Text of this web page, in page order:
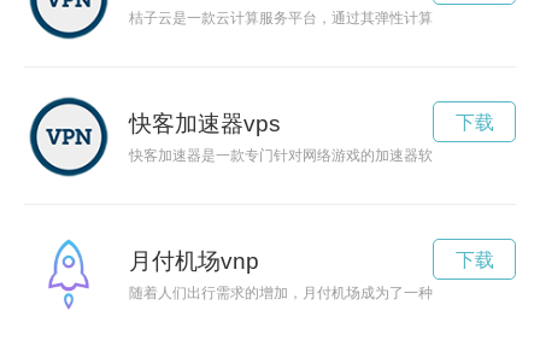
桔子云是一款云计算服务平台，通过其弹性计算服务和云服务
快客加速器vps
快客加速器是一款专门针对网络游戏的加速器软件，通过优化
下载
月付机场vnp
随着人们出行需求的增加，月付机场成为了一种新的选择，让
下载